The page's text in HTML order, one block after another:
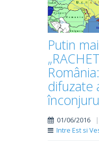
Putin
difuzate
01/06/2016 |
Intre Est si